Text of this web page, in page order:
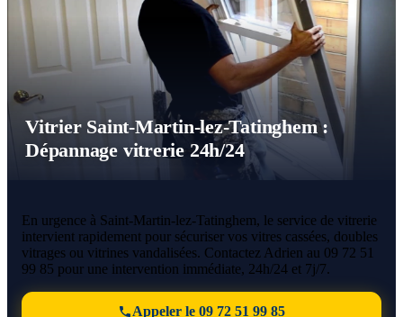
Vitrier Saint-Martin-lez-Tatinghem :
Dépannage vitrerie 24h/24
En urgence à Saint-Martin-lez-Tatinghem, le service de vitrerie
intervient rapidement pour sécuriser vos vitres cassées, doubles
vitrages ou vitrines vandalisées. Contactez Adrien au 09 72 51
99 85 pour une intervention immédiate, 24h/24 et 7j/7.
Appeler le 09 72 51 99 85